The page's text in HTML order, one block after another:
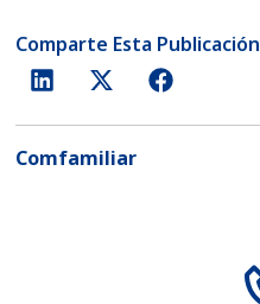
Comparte Esta Publicación
Comfamiliar